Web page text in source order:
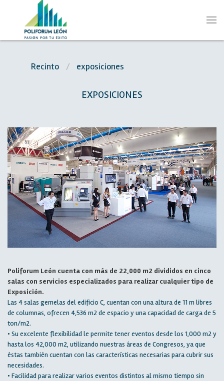
Recinto exposiciones
EXPOSICIONES
Poliforum León cuenta con más de 22,000 m2 divididos en cinco
salas con servicios especializados para realizar cualquier tipo de
Exposición.
Las 4 salas gemelas del edificio C, cuentan con una altura de 11 m libres
de columnas, ofrecen 4,536 m2 de espacio y una capacidad de carga de 5
ton/m2.
• Su excelente flexibilidad le permite tener eventos desde los 1,000 m2 y
hasta los 42,000 m2, utilizando nuestras áreas de Congresos, ya que
éstas también cuentan con las características necesarias para cubrir sus
necesidades.
• Facilidad para realizar varios eventos distintos al mismo tiempo sin